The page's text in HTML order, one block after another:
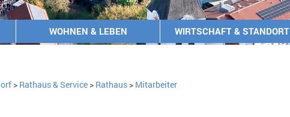
WOHNEN & LEBEN WIRTSCHAFT & STANDORT
> Rathaus & Service> Rathaus> Mitarbeiter